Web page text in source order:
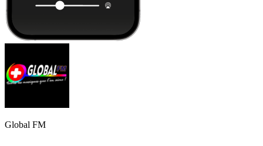
Global FM